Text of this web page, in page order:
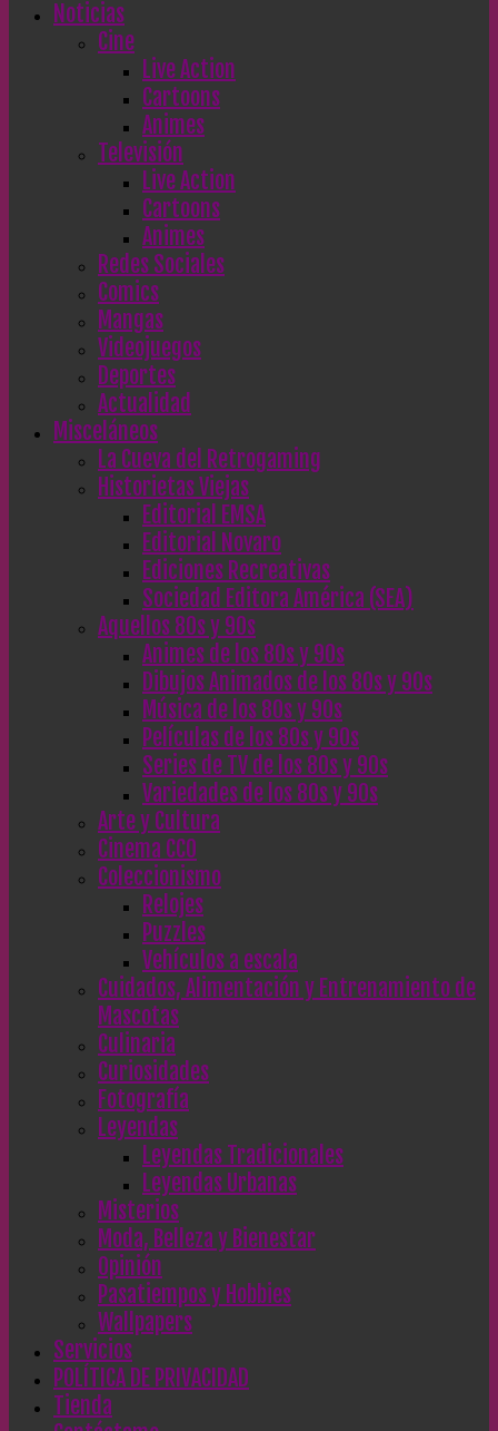
Noticias
Cine
Live Action
Cartoons
Animes
Televisión
Live Action
Cartoons
Animes
Redes Sociales
Comics
Mangas
Videojuegos
Deportes
Actualidad
Misceláneos
La Cueva del Retrogaming
Historietas Viejas
Editorial EMSA
Editorial Novaro
Ediciones Recreativas
Sociedad Editora América (SEA)
Aquellos 80s y 90s
Animes de los 80s y 90s
Dibujos Animados de los 80s y 90s
Música de los 80s y 90s
Películas de los 80s y 90s
Series de TV de los 80s y 90s
Variedades de los 80s y 90s
Arte y Cultura
Cinema CC0
Coleccionismo
Relojes
Puzzles
Vehículos a escala
Cuidados, Alimentación y Entrenamiento de
Mascotas
Culinaria
Curiosidades
Fotografía
Leyendas
Leyendas Tradicionales
Leyendas Urbanas
Misterios
Moda, Belleza y Bienestar
Opinión
Pasatiempos y Hobbies
Wallpapers
Servicios
POLÍTICA DE PRIVACIDAD
Tienda